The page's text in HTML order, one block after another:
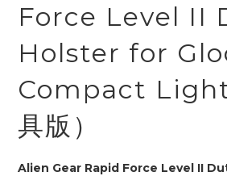
Force Level II
Holster for
Compact Light
具版）
Alien Gear Rapid Force Level II